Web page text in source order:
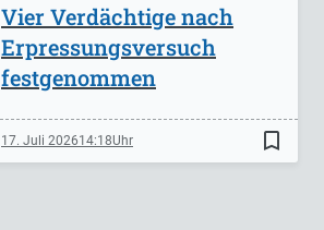
Vier Verdächtige nach
Erpressungsversuch
festgenommen
17. Juli 202614:18 bookmark_border